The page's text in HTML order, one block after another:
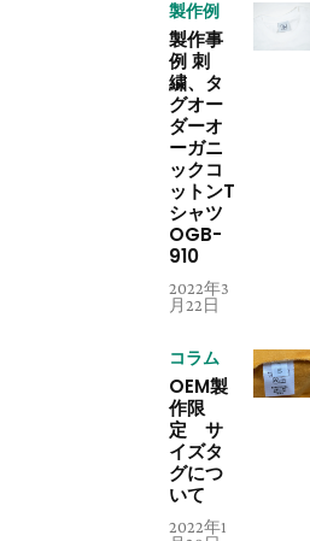
製作例
製作事
例 刺
繍、タ
グオー
ダーオ
ーガニ
ックコ
ットンT
シャツ
OGB-
910
2022年3
月22日
コラム
OEM製
作限
定 サ
イズタ
グにつ
いて
2022年1